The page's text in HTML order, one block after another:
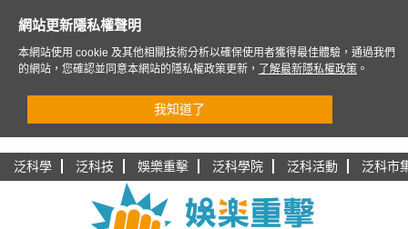
泛科學 泛科技 娛樂重擊 泛科學院 泛科活動 泛科市
網站更新隱私權聲明
本網站使用 cookie 及其他相關技術分析以確保使用者獲得最佳體驗，通過我們
的網站，您確認並同意本網站的隱私權政策更新，
了解最新隱私權政策 。
我知道了